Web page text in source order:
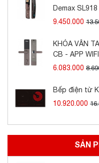
pin, tiện dụng và
- Chế độ ngắt gas
Hệ thống van an
sự cố giúp bảo vệ
Demax SL918
9.450.000
KHÓA VÂN
CB - APP WIFI
6.083.000
Bếp điện từ
10.920.000
SẢN